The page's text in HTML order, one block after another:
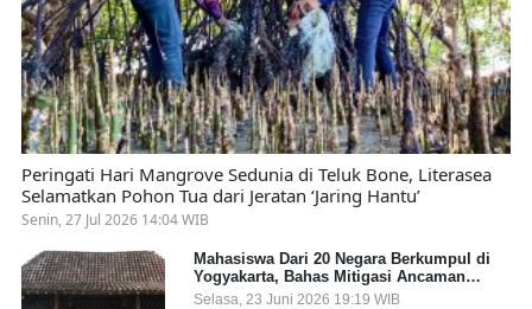
Peringati Hari Mangrove Sedunia di Teluk Bone, Literasea
Selamatkan Pohon Tua dari Jeratan ‘Jaring Hantu’
Senin, 27 Jul 2026 14:04 WIB
Mahasiswa Dari 20 Negara Berkumpul di
Yogyakarta, Bahas Mitigasi Ancaman
Kesehatan Global
Selasa, 23 Juni 2026 19:19 WIB